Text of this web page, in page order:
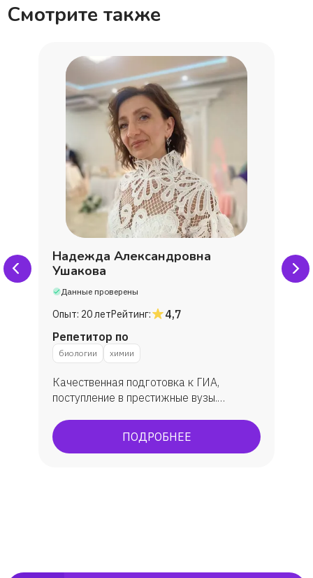
Смотрите также
Надежда Александровна
Ушакова
Данные проверены
Опыт: 20 летРейтинг:
4,7
Репетитор по
биологии химии
Качественная подготовка к ГИА,
поступление в престижные вузы.
балл 86 бб. ОГЭ всегда успешно, всегда
максимально сдают.ПОДРОБНЕЕ